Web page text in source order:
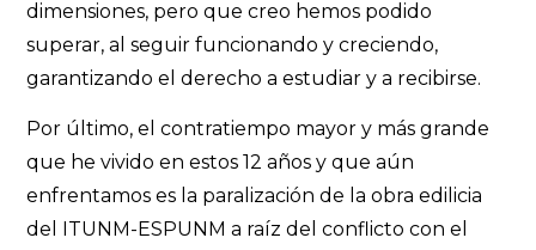
dimensiones, pero que creo hemos podido
superar, al seguir funcionando y creciendo,
garantizando el derecho a estudiar y a recibirse.
Por último, el contratiempo mayor y más grande
que he vivido en estos 12 años y que aún
enfrentamos es la paralización de la obra edilicia
del ITUNM-ESPUNM a raíz del conflicto con el